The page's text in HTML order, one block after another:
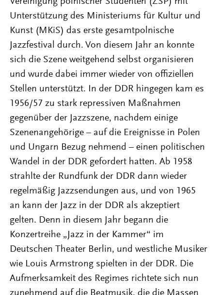
Unterstützung des Ministeriums für Kultur und
Kunst (MKiS) das erste gesamtpolnische
Jazzfestival durch. Von diesem Jahr an konnte
sich die Szene weitgehend selbst organisieren
und wurde dabei immer wieder von offiziellen
Stellen unterstützt. In der DDR hingegen kam es
1956/57 zu stark repressiven Maßnahmen
gegenüber der Jazzszene, nachdem einige
Szenenangehörige – auf die Ereignisse in Polen
und Ungarn Bezug nehmend – einen politischen
Wandel in der DDR gefordert hatten. Ab 1958
strahlte der Rundfunk der DDR dann wieder
regelmäßig Jazzsendungen aus, und von 1965
an kann der Jazz in der DDR als akzeptiert
gelten. Denn in diesem Jahr begann die
Konzertreihe „Jazz in der Kammer“ im
Deutschen Theater Berlin, und westliche Musiker
wie Louis Armstrong spielten in der DDR. Die
Aufmerksamkeit des Regimes richtete sich nun